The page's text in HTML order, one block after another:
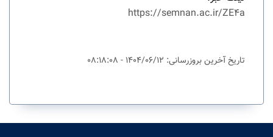
https://semnan.ac.ir/ZE4a
تاریخ آخرین بروزرسانی: 1404/06/12 - 08:18:08